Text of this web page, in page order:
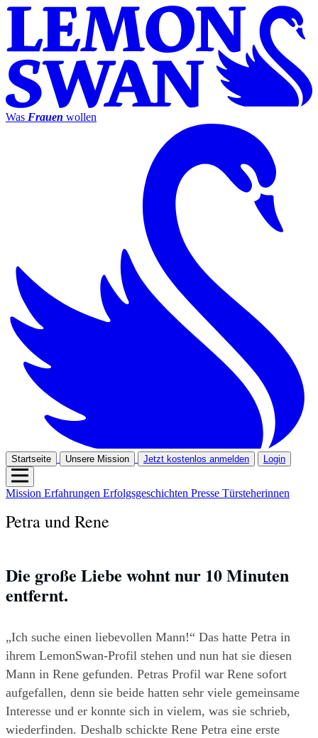
Was Frauen wollen
Startseite Unsere Mission Jetzt kostenlos anmelden Login
Mission Erfahrungen Erfolgsgeschichten Presse Türsteherinnen
Petra und Rene
Die große Liebe wohnt nur 10 Minuten
entfernt.
„Ich suche einen liebevollen Mann!“ Das hatte Petra in
ihrem LemonSwan-Profil stehen und nun hat sie diesen
Mann in Rene gefunden. Petras Profil war Rene sofort
aufgefallen, denn sie beide hatten sehr viele gemeinsame
Interesse und er konnte sich in vielem, was sie schrieb,
wiederfinden. Deshalb schickte Rene Petra eine erste